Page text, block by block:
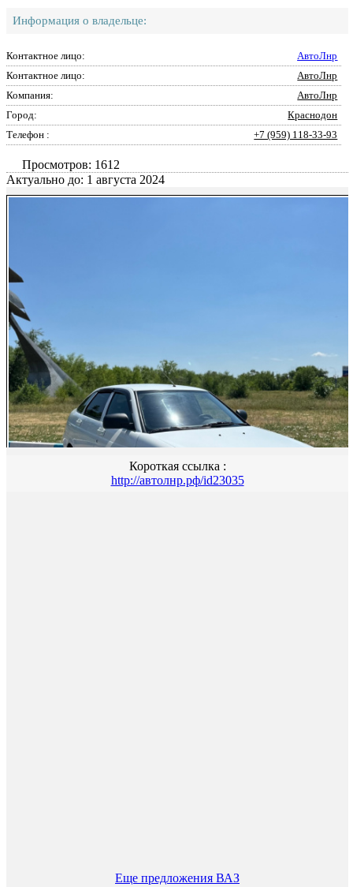
Информация о владельце:
Контактное лицо:
АвтоЛнр
Контактное лицо:
АвтоЛнр
Компания:
АвтоЛнр
Город:
Краснодон
Телефон :
+7 (959) 118-33-93
Просмотров: 1612
Актуально до: 1 августа 2024
Короткая ссылка :
http://автолнр.рф/id23035
Еще предложения ВАЗ